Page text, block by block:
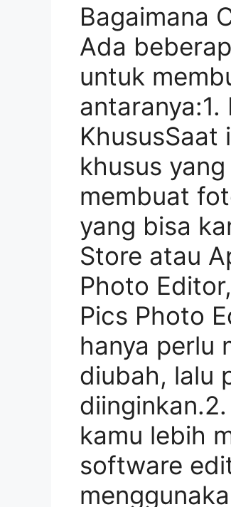
Bagaimana
Ada
untuk
KhususSaat
khusus
membuat
yang bisa
Store atau
Photo
Pics Photo
hanya perlu
diubah, lalu
kamu lebih
software